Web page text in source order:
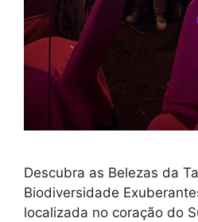
Descubra as Belezas da
Biodiversidade
localizada no coração do